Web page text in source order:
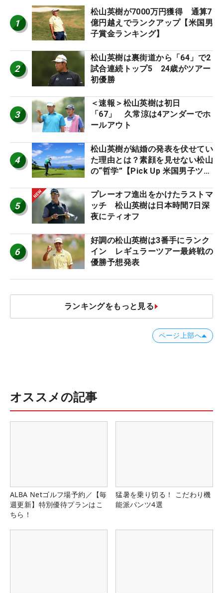
1
松山英樹が7000万円獲得 通算7
億円越えでランクアップ【米国男
子賞金ランキング】
2
松山英樹は裏街道から「64」で2
試合連続トップ5 24歳がツアー
初優勝
3
＜速報＞松山英樹は初日
「67」 久常涼は4アンダーでホ
ールアウト
4
松山英樹が結婚の発表を伏せてい
た理由とは？素顔を見せない松山
の“哲学”【Pick Up 米国男子ツア
5
プレーオフ進出をかけたラストマ
ッチ 松山英樹は日本時間7日深
夜にティオフ
6
好調の松山英樹は3番手にランク
イン レギュラーツアー最終戦の
優勝予想発表
ランキングをもっと見る
ページ上部へ
オススメの記事
ALBA Netゴルフ場予約／【毎
週更新】特別優待プランはこ
ちら！
猛暑を乗り切る！ こだわり機
能派パンツ4選